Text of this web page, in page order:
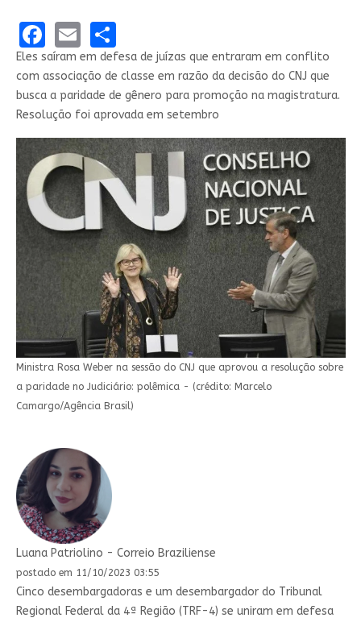
Facebook
EmailShare
Eles saíram em defesa de juízas que entraram em conflito
com associação de classe em razão da decisão do CNJ que
busca a paridade de gênero para promoção na magistratura.
Resolução foi aprovada em setembro
Ministra Rosa Weber na sessão do CNJ que aprovou a resolução sobre
a paridade no Judiciário: polêmica - (crédito: Marcelo
Camargo/Agência Brasil)
Luana Patriolino - Correio Braziliense
postado em 11/10/2023 03:55
Cinco desembargadoras e um desembargador do Tribunal
Regional Federal da 4ª Região (TRF-4) se uniram em defesa